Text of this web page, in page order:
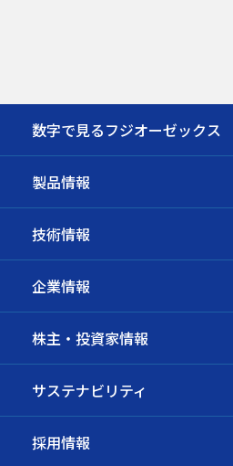
数字で見るフジオーゼックス
製品情報
技術情報
企業情報
株主・投資家情報
サステナビリティ
採用情報